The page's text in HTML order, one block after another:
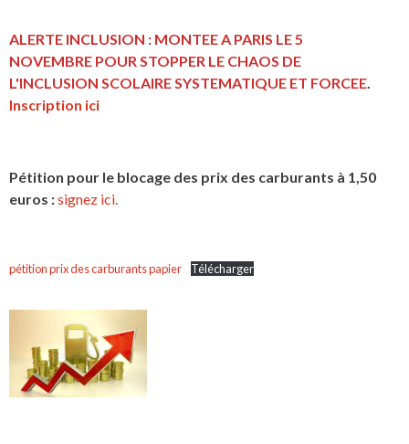
ALERTE INCLUSION : MONTEE A PARIS LE 5
NOVEMBRE POUR STOPPER LE CHAOS DE
L'INCLUSION SCOLAIRE SYSTEMATIQUE ET FORCEE
Inscription ici
Pétition pour le blocage des prix des carburants à 1,50
euros :signez ici.
pétition prix des carburants papier Télécharger